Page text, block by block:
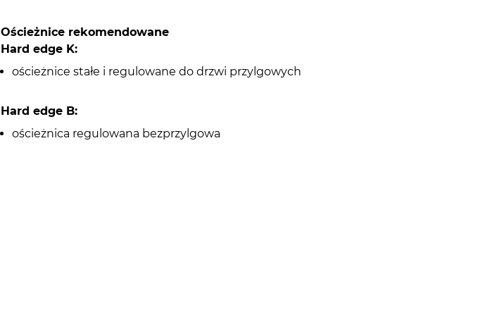
Ościeżnice rekomendowane
Hard edge K:
ościeżnice stałe i regulowane do drzwi przylgowych
Hard edge B:
ościeżnica regulowana bezprzylgowa